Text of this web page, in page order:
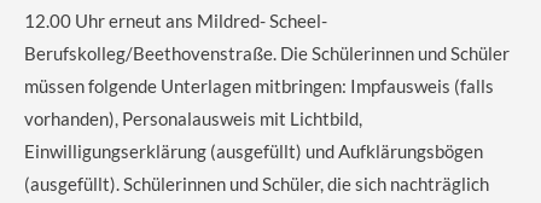
12.00 Uhr erneut ans Mildred- Scheel-
Berufskolleg/Beethovenstraße. Die Schülerinnen und Schüler
müssen folgende Unterlagen mitbringen: Impfausweis (falls
vorhanden), Personalausweis mit Lichtbild,
Einwilligungserklärung (ausgefüllt) und Aufklärungsbögen
(ausgefüllt). Schülerinnen und Schüler, die sich nachträglich